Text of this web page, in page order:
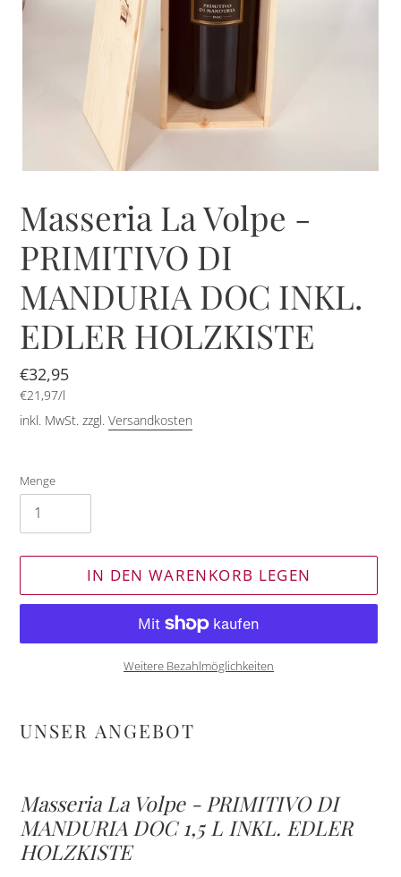
Masseria La Volpe -
PRIMITIVO DI
MANDURIA DOC INKL.
EDLER HOLZKISTE
Normaler
Preis
€32,95
Einzelpreis
€21,97/pro
l
inkl. MwSt. zzgl. Versandkosten
Menge
IN DEN WARENKORB LEGEN
Weitere Bezahlmöglichkeiten
zum
UNSER ANGEBOT
Masseria La Volpe - PRIMITIVO DI
MANDURIA DOC 1,5 L INKL. EDLER
HOLZKISTE